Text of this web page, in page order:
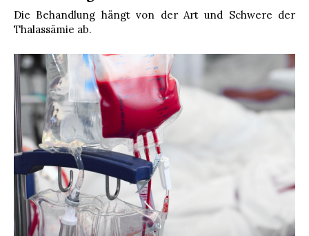
Die Behandlung hängt von der Art und Schwere der
Thalassämie ab.